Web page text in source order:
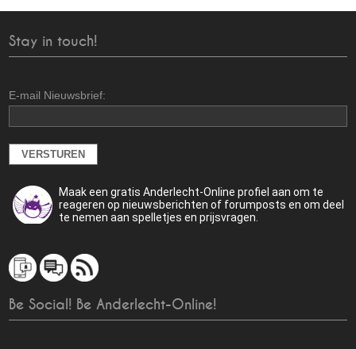
Stay in touch!
E-mail Nieuwsbrief:
Maak een gratis Anderlecht-Online profiel aan om te
reageren op nieuwsberichten of forumposts en om deel
te nemen aan spelletjes en prijsvragen.
Be Social! Be Anderlecht-Online!